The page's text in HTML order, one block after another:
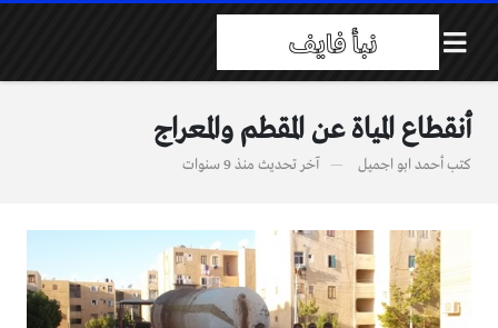
أنقطاع المياة عن المقطم والمعراج
كتبأحمد ابو اجميل آخر تحديث منذ 9 سنوات